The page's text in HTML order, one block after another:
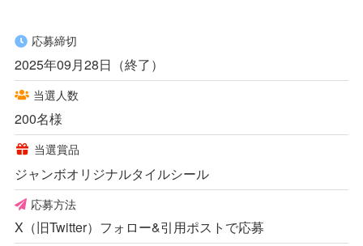
応募締切
2025年09月28日（終了）
当選人数
200名様
当選賞品
ジャンボオリジナルタイルシール
応募方法
X（旧Twitter）フォロー&引用ポストで応募